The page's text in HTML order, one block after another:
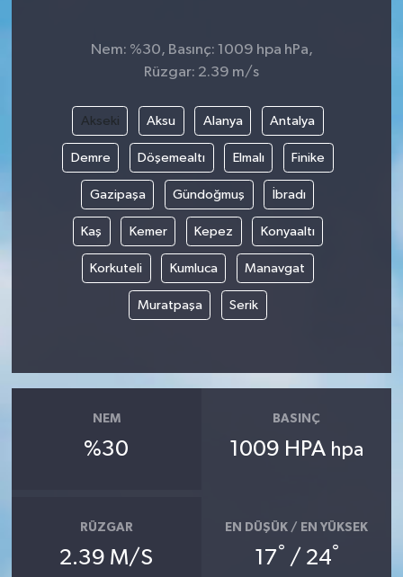
Nem: %30, Basınç: 1009 hpa hPa,
Rüzgar: 2.39 m/s
Akseki Aksu Alanya Antalya
Demre Döşemealtı Elmalı Finike
Gazipaşa Gündoğmuş İbradı
Kaş Kemer Kepez Konyaaltı
Korkuteli Kumluca Manavgat
Muratpaşa Serik
NEM
%30
BASINÇ
1009 HPA hpa
RÜZGAR
2.39 M/S
EN DÜŞÜK / EN YÜKSEK
17° / 24°
Yaşam
Yurttan